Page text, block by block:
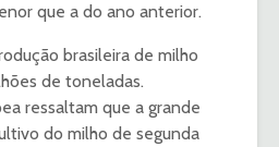
que a do ano anterior.
brasileira de milho
de toneladas.
ressaltam que a grande
do milho de segunda